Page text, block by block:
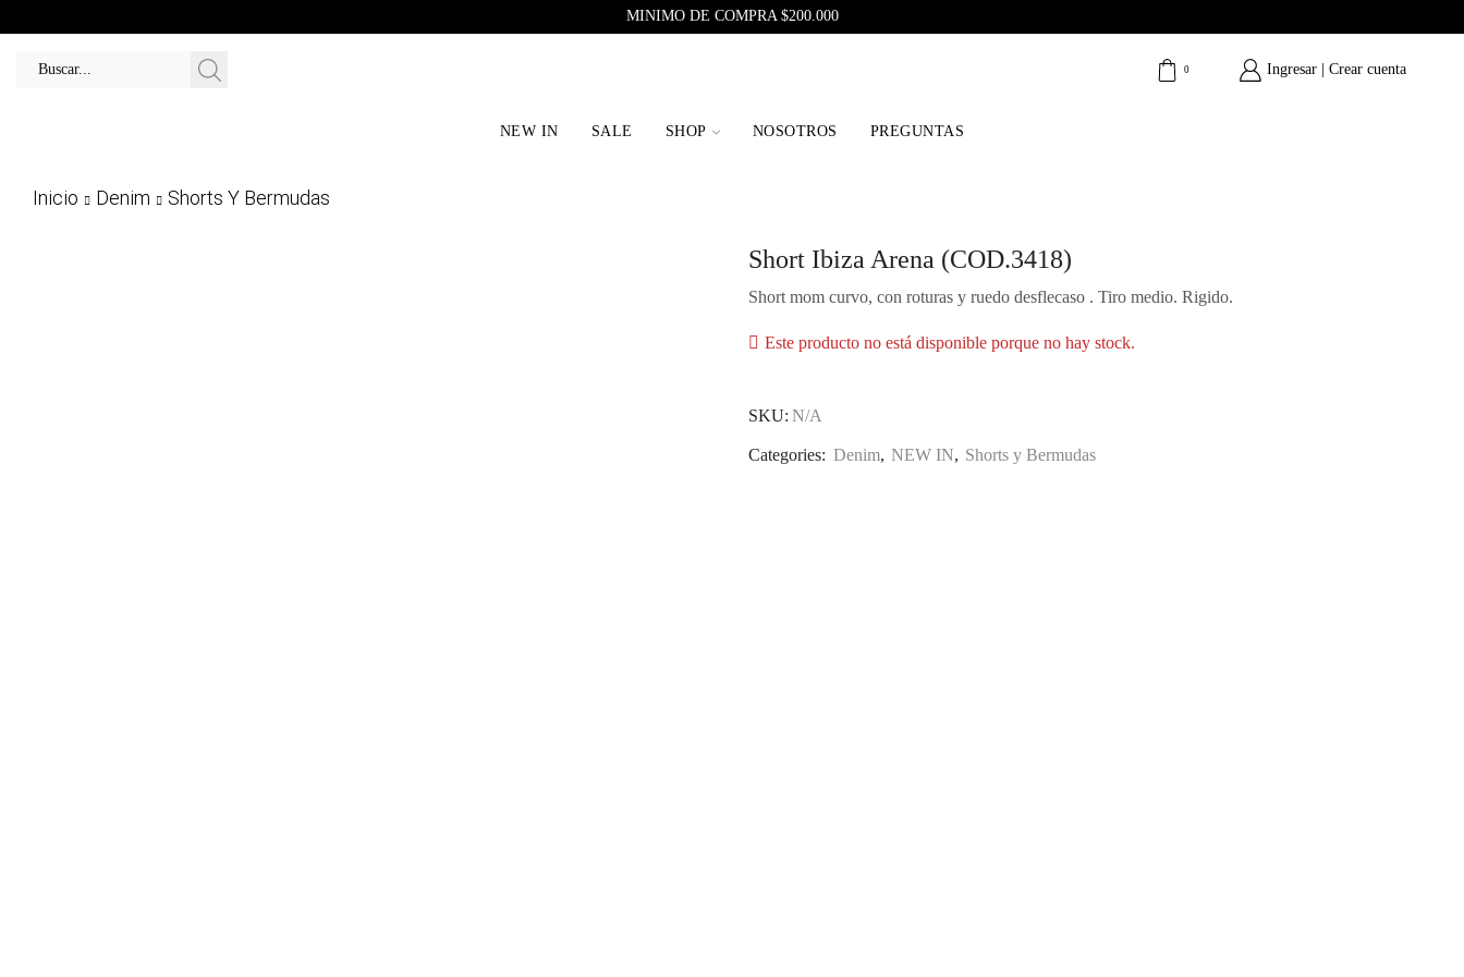
MINIMO DE COMPRA $200.000
0 Ingresar | Crear cuenta
NEW IN SALE SHOP NOSOTROS PREGUNTAS
Inicio Denim Shorts Y Bermudas
Short Ibiza Arena (COD.3418)
Short mom curvo, con roturas y ruedo desflecaso . Tiro medio. Rigido.
Este producto no está disponible porque no hay stock.
SKU: N/A
Categories: Denim, NEW IN, Shorts y Bermudas